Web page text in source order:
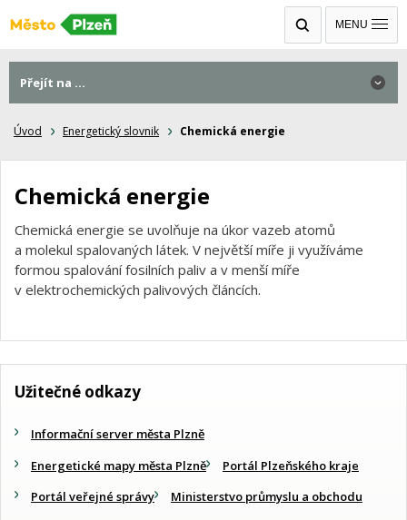
MENU
Úvod Energetický slovnik Chemická energie
Chemická energie
Chemická energie se uvolňuje na úkor vazeb atomů
a molekul spalovaných látek. V největší míře ji využíváme
formou spalování fosilních paliv a v menší míře
v elektrochemických palivových článcích.
Přejít na ...
Užitečné odkazy
Informační server města Plzně
Energetické mapy města Plzně
Portál Plzeňského kraje
Portál veřejné správy
Ministerstvo průmyslu a obchodu